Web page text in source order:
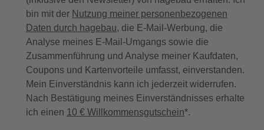
bin mit der Nutzung meiner personenbezogenen
Daten durch hagebau, die E-Mail-Werbung, die
Analyse meines E-Mail-Umgangs sowie die
Zusammenführung und Analyse meiner Kaufdaten,
Coupons und Kartenvorteile umfasst, einverstanden.
Mein Einverständnis kann ich jederzeit widerrufen.
Nach Bestätigung meines Einverständnisses erhalte
ich einen 10 € Willkommensgutschein*.